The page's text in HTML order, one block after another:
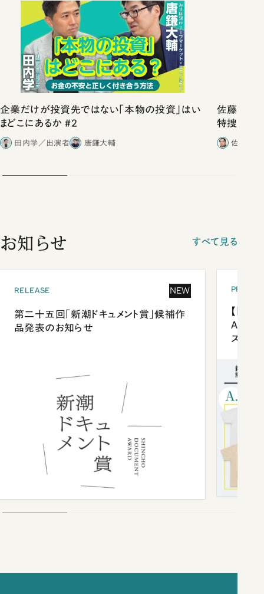
企業だけが投資先ではない「本物の投資」はい
まどこにあるか #2
田内学／出演者 唐鎌大輔
佐藤優vs
特捜取調
合ったこと
佐藤優
お知らせ すべて見る
RELEASE NEW
第二十五回「新潮ドキュメント賞」候補作
品発表のお知らせ
【「新
ズプレ